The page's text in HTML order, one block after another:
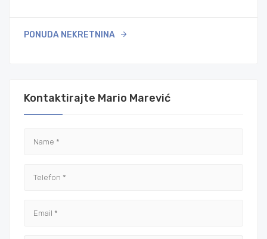
PONUDA NEKRETNINA
Kontaktirajte Mario Marević